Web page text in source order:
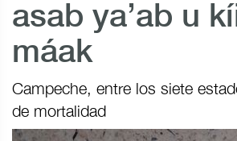
asab ya’ab u
máak
Campeche, entre los siete
de mortalidad